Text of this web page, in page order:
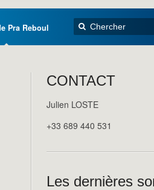
Pra Reboul
CONTACT
Julien LOSTE
+33 689 440 531
Les dernières